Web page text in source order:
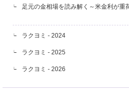
足元の金相場を読み解く～米金利が重
ラクヨミ - 2024
ラクヨミ - 2025
ラクヨミ - 2026